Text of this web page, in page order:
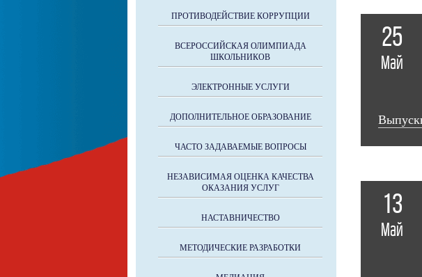
25
Май
13
Май
ПРОТИВОДЕЙСТВИЕ КОРРУПЦИИ
ВСЕРОССИЙСКАЯ ОЛИМПИАДА
ШКОЛЬНИКОВ
ЭЛЕКТРОННЫЕ УСЛУГИ
ДОПОЛНИТЕЛЬНОЕ ОБРАЗОВАНИЕ
ЧАСТО ЗАДАВАЕМЫЕ ВОПРОСЫ
НЕЗАВИСИМАЯ ОЦЕНКА КАЧЕСТВА
ОКАЗАНИЯ УСЛУГ
НАСТАВНИЧЕСТВО
МЕТОДИЧЕСКИЕ РАЗРАБОТКИ